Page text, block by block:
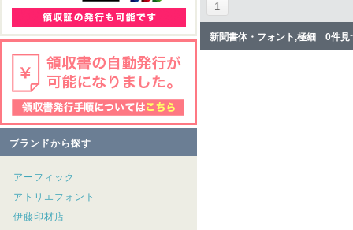
ブランドから探す
アーフィック
アトリエフォント
伊藤印材店
1
新聞書体・フォント,極細 0件見